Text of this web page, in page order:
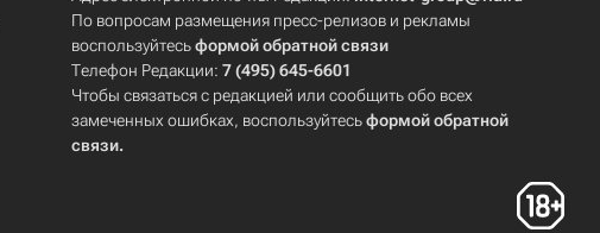
По вопросам размещения пресс-релизов и рекламы
воспользуйтесьформой обратной связи
Телефон Редакции:7 (495) 645-6601
Чтобы связаться с редакцией или сообщить обо всех
замеченных ошибках, воспользуйтесьформой обратной
связи.